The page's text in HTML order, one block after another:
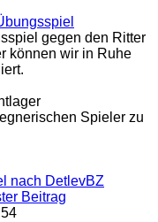
gegen den Ritter
können wir in Ruhe
Spieler zu
nach DetlevBZ
Beitrag